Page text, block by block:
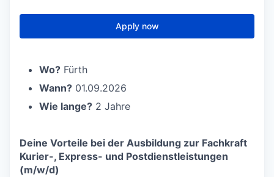
Apply now
Wo? Fürth
Wann? 01.09.2026
Wie lange? 2 Jahre
Deine Vorteile bei der Ausbildung zur Fachkraft
Kurier-, Express- und Postdienstleistungen
(m/w/d)